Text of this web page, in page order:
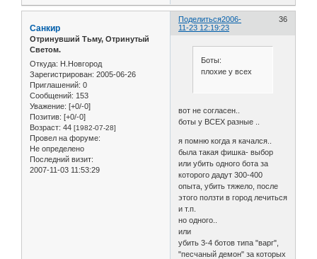
Поделиться 36
2006-
11-23 12:19:23
Санкир
Отринувший Тьму, Отринутый
Светом.
Откуда: Н.Новгород
Зарегистрирован: 2005-06-26
Приглашений: 0
Сообщений: 153
Уважение: [+0/-0]
Позитив: [+0/-0]
Возраст: 44 [1982-07-28]
Провел на форуме:
Не определено
Последний визит:
2007-11-03 11:53:29
Боты:
плохие у всех
вот не согласен..
боты у ВСЕХ разные ..
я помню когда я качался..
была такая фишка- выбор
или убить одного бота за
которого дадут 300-400
опыта, убить тяжело, после
этого ползти в город лечиться
и т.п.
но одного..
или
убить 3-4 ботов типа "варг",
"песчаный демон" за которых